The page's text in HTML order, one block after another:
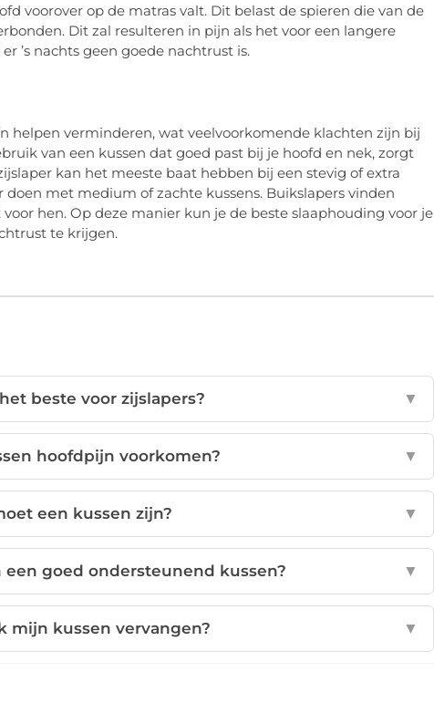
voorover op de matras valt. Dit belast de spieren die van de
Dit zal resulteren in pijn als het voor een langere
’s nachts geen goede nachtrust is.
helpen verminderen, wat veelvoorkomende klachten zijn bij
van een kussen dat goed past bij je hoofd en nek, zorgt
kan het meeste baat hebben bij een stevig of extra
met medium of zachte kussens. Buikslapers vinden
hen. Op deze manier kun je de beste slaaphouding voor je
te krijgen.
beste voor zijslapers? ▼
hoofdpijn voorkomen? ▼
een kussen zijn? ▼
goed ondersteunend kussen? ▼
mijn kussen vervangen? ▼